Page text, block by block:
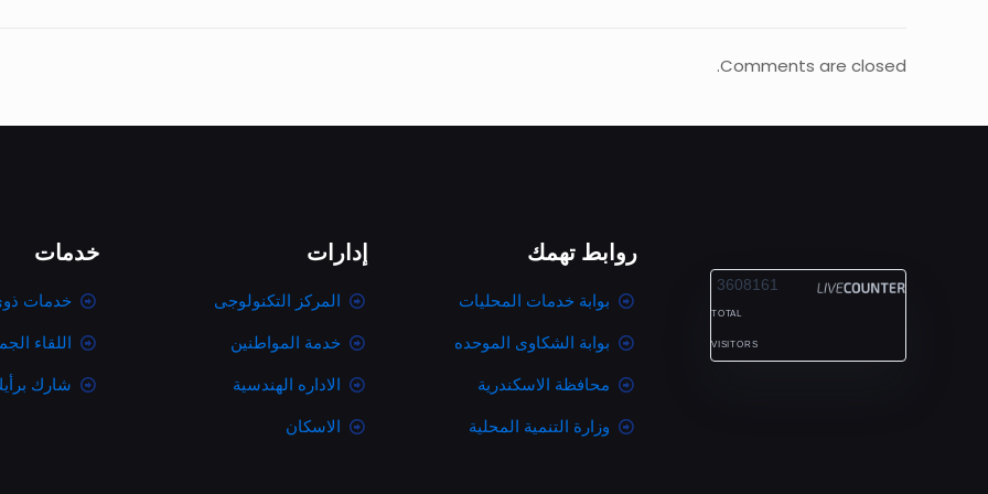
Comments are closed.
3608161
TOTAL
VISITORS
روابط تهمك
بوابة خدمات المحليات
بوابة الشكاوى الموحده
محافظة الاسكندرية
وزارة التنمية المحلية
إدارات
المركز التكنولوجى
خدمة المواطنين
الاداره الهندسية
الاسكان
خدمات
خدمات
اللقاء
شارك